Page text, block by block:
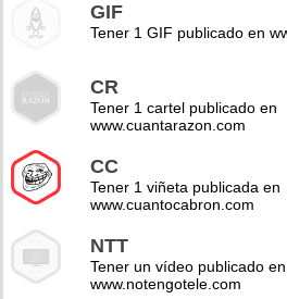
GIF
Tener 1 GIF publicado en
CR
Tener 1 cartel publicado en
www.cuantarazon.com
CC
Tener 1 viñeta publicada en
www.cuantocabron.com
NTT
Tener un vídeo publicado en
www.notengotele.com